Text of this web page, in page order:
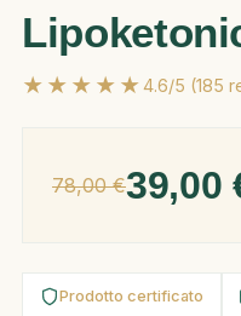
★★★★★4.6/5 (185
78,00 €39,00
Prodotto certificato